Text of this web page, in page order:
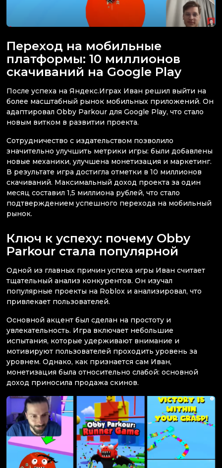
Переход на мобильные
платформы: 10 миллионов
скачиваний на Google Play
После успеха на Яндекс.Играх Иван решил выйти на
более масштабный рынок мобильных приложений. Он
адаптировал Obby Parkour для Google Play, что стало
новым витком в развитии проекта.
Сотрудничество с издательством позволило
значительно улучшить метрики игры: были добавлены
новые механики, улучшена монетизация и маркетинг.
В результате игра достигла отметки в 10 миллионов
скачиваний. Максимальный доход проекта за один
месяц составил 1,5 миллиона рублей, что стало
подтверждением успешного перехода на мобильный
рынок.
Ключ к успеху: почему Obby
Parkour стала популярной
Одной из главных причин успеха игры Иван считает
тщательный анализ конкурентов. Он изучал
популярные проекты на Roblox и анализировал, что
привлекает пользователей.
Основной акцент был сделан на простоту и
увлекательность. Игра включает небольшие
испытания, которые удерживают внимание и
мотивируют пользователей проходить уровень за
уровнем. Однако, как признается сам Иван,
монетизация была относительно слабой: основной
доход приносила продажа скинов.